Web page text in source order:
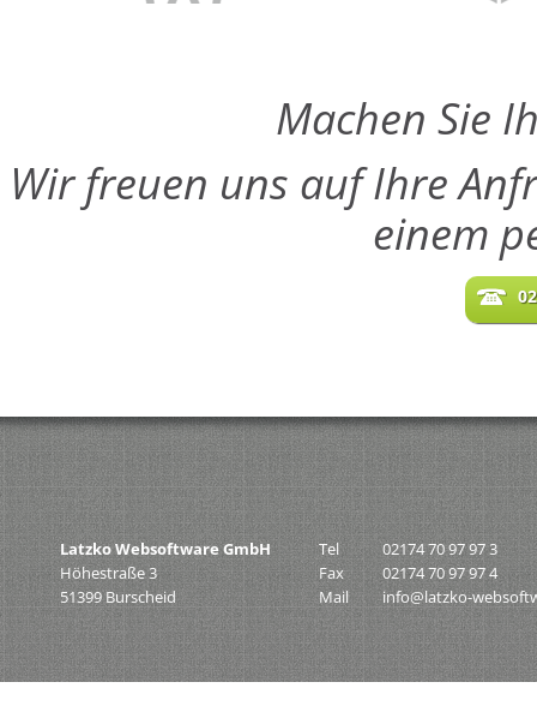
Machen Sie
Wir freuen uns auf Ihre
einem
Latzko Websoftware GmbH
Höhestraße 3
51399 Burscheid
Tel
02174 70 97 97 3
Fax
02174 70 97 97 4
Mail
info@latzko-